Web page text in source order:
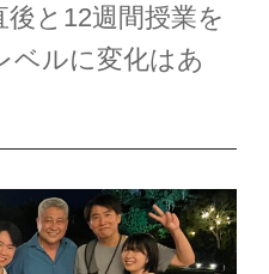
と12週間授業を
ベルに変化はあ